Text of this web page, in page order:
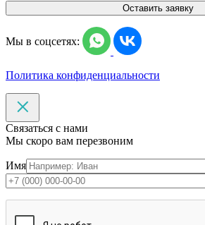
Оставить заявку
Мы в соцсетях:
Политика конфиденциальности
Связаться с нами
Мы скоро вам перезвоним
Имя